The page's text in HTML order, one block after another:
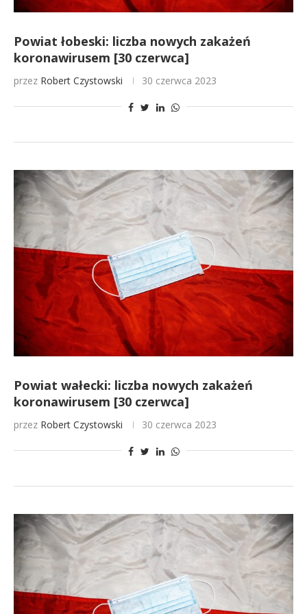
Powiat łobeski: liczba nowych zakażeń
koronawirusem [30 czerwca]
przez Robert Czystowski 30 czerwca 2023
Powiat wałecki: liczba nowych zakażeń
koronawirusem [30 czerwca]
przez Robert Czystowski 30 czerwca 2023